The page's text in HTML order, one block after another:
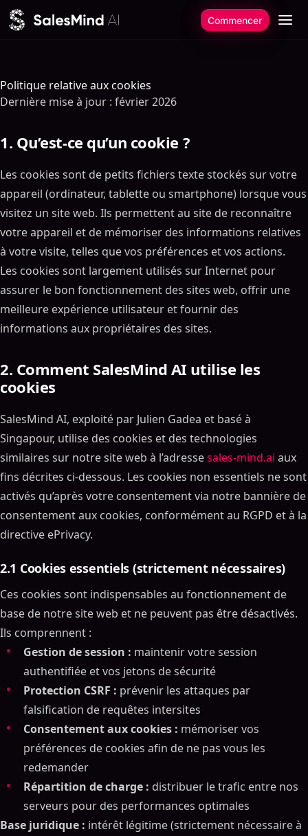
Aller au contenu
Commencer
Politique relative aux cookies
Dernière mise à jour : février 2026
1. Qu’est-ce qu’un cookie ?
Les cookies sont de petits fichiers texte stockés sur votre
appareil (ordinateur, tablette ou smartphone) lorsque vous
visitez un site web. Ils permettent au site de reconnaître
votre appareil et de mémoriser des informations relatives
à votre visite, telles que vos préférences et vos actions.
Les cookies sont largement utilisés sur Internet pour
assurer le bon fonctionnement des sites web, offrir une
meilleure expérience utilisateur et fournir des
informations aux propriétaires des sites.
2. Comment SalesMind AI utilise les
cookies
SalesMind AI, exploité par Julien Gadea et basé à
Singapour, utilise des cookies et des technologies
similaires sur notre site web à l’adressesales-mind.ai aux
fins décrites ci-dessous. Les cookies non essentiels ne sont
activés qu’après votre consentement via notre bannière de
consentement aux cookies, conformément au RGPD et à la
directive ePrivacy.
2.1 Cookies essentiels (strictement nécessaires)
Ces cookies sont indispensables au fonctionnement de
base de notre site web et ne peuvent pas être désactivés.
Ils comprennent :
Gestion de session : maintenir votre session
authentifiée et vos jetons de sécurité
Protection CSRF : prévenir les attaques par
falsification de requêtes intersites
Consentement aux cookies : mémoriser vos
préférences de cookies afin de ne pas vous les
redemander
Répartition de charge : distribuer le trafic entre nos
serveurs pour des performances optimales
Base juridique : intérêt légitime (strictement nécessaire à